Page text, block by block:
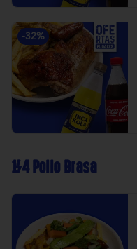
-32%
1/4 Pollo Brasa